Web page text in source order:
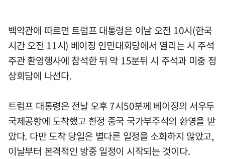
백악관에 따르면 트럼프 대통령은 이날 오전 10시(한국
시간 오전 11시) 베이징 인민대회당에서 열리는 시 주석
주관 환영행사에 참석한 뒤 약 15분뒤 시 주석과 미중 정
상회담에 나선다.
트럼프 대통령은 전날 오후 7시50분께 베이징의 서우두
국제공항에 도착했고 한정 중국 국가부주석의 환영을 받
았다. 다만 도착 당일은 별다른 일정을 소화하지 않았고,
이날부터 본격적인 방중 일정이 시작되는 것이다.